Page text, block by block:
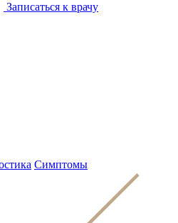
Записаться к врачу
Симптомы